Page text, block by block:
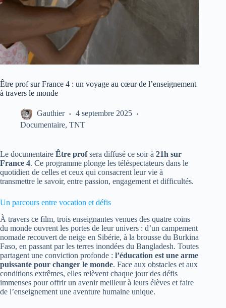
Être prof sur France 4 : un voyage au cœur de l’enseignement
à travers le monde
Gauthier
4 septembre 2025
Documentaire, TNT
Le documentaire Être profsera diffusé ce soir à 21h sur
France 4. Ce programme plonge les téléspectateurs dans le
quotidien de celles et ceux qui consacrent leur vie à
transmettre le savoir, entre passion, engagement et difficultés.
Un parcours entre vocation et défis
À travers ce film, trois enseignantes venues des quatre coins
du monde ouvrent les portes de leur univers : d’un campement
nomade recouvert de neige en Sibérie, à la brousse du Burkina
Faso, en passant par les terres inondées du Bangladesh. Toutes
partagent une conviction profonde : l’éducation est une arme
puissante pour changer le monde. Face aux obstacles et aux
conditions extrêmes, elles relèvent chaque jour des défis
immenses pour offrir un avenir meilleur à leurs élèves et faire
de l’enseignement une aventure humaine unique.